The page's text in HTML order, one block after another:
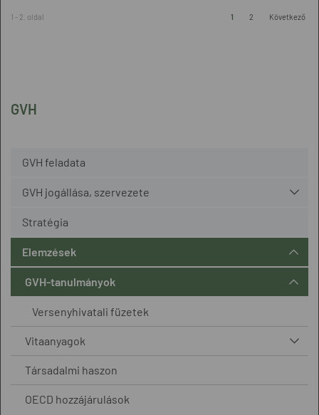
GVH
GVH feladata
GVH jogállása, szervezete
Stratégia
Elemzések
GVH-tanulmányok
Versenyhivatali füzetek
Vitaanyagok
Társadalmi haszon
OECD hozzájárulások
1 - 2. oldal 1 2 Következő